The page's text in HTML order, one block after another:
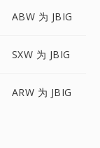
ABW 为 JBIG
SXW 为 JBIG
ARW 为 JBIG